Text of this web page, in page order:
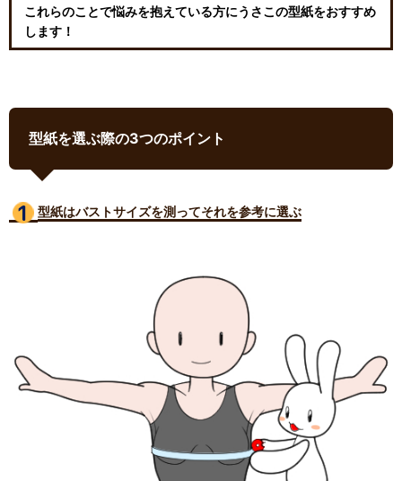
これらのことで悩みを抱えている方にうさこの型紙をおすすめ
します！
型紙を選ぶ際の3つのポイント
型紙はバストサイズを測ってそれを参考に選ぶ